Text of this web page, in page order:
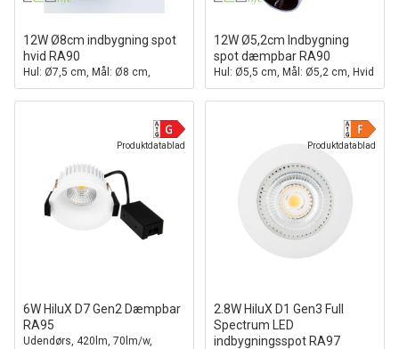
12W Ø8cm indbygning spot
hvid RA90
Hul: Ø7,5 cm, Mål: Ø8 cm,
Osram LED
12W Ø5,2cm Indbygning
spot dæmpbar RA90
Hul: Ø5,5 cm, Mål: Ø5,2 cm, Hvid
Produktdatablad
6W HiluX D7 Gen2 Dæmpbar
RA95
Udendørs, 420lm, 70lm/w,
Produktdatablad
2.8W HiluX D1 Gen3 Full
Spectrum LED
indbygningsspot RA97